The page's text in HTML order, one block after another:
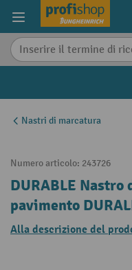
content
Nastri di marcatura
Numero articolo: 243726
DURABLE Nastro
pavimento
Alla descrizione del